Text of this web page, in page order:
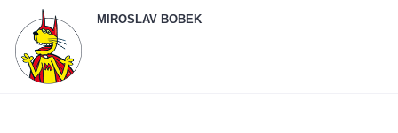
MIROSLAV BOBEK